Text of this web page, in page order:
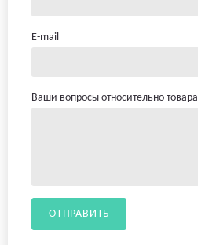
E-mail
Ваши вопросы относительно товара
ОТПРАВИТЬ